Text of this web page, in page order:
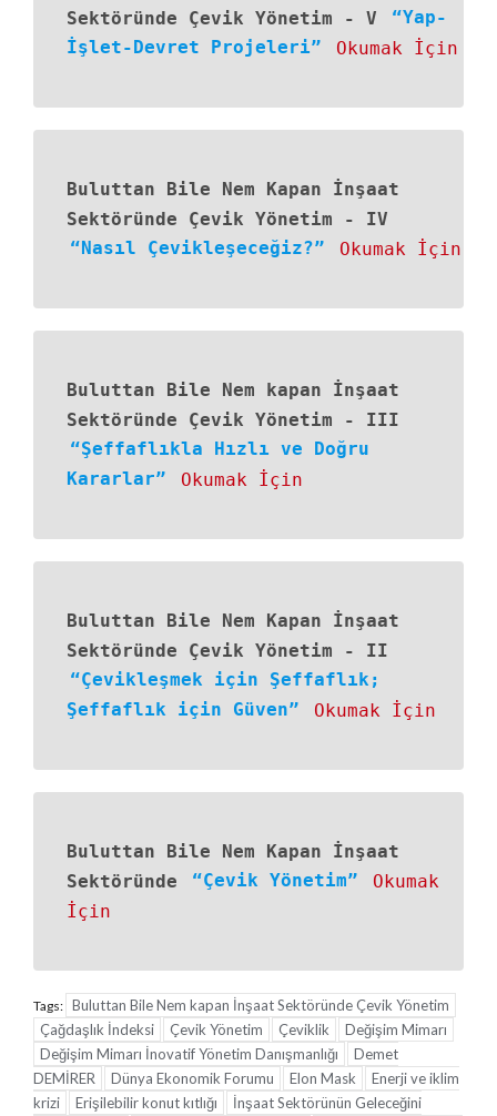
Sektöründe Çevik Yönetim
- V
“Yap-
İşlet-Devret Projeleri”
Okumak İçin
Buluttan Bile Nem Kapan İnşaat
Sektöründe Çevik Yönetim
- IV
“Nasıl Çevikleşeceğiz?”
Okumak İçin
Buluttan Bile Nem kapan İnşaat
Sektöründe Çevik Yönetim
- III
“Şeffaflıkla Hızlı ve Doğru
Kararlar”
Okumak İçin
Buluttan Bile Nem Kapan İnşaat
Sektöründe Çevik Yönetim - II
“Çevikleşmek için Şeffaflık;
Şeffaflık için Güven”
Okumak İçin
Buluttan Bile Nem Kapan İnşaat
Sektöründe
“Çevik Yönetim”
Okumak
İçin
Tags: Buluttan Bile Nem kapan İnşaat Sektöründe Çevik Yönetim
Çağdaşlık İndeksi
Çevik Yönetim Çeviklik
Değişim Mimarı
Değişim Mimarı İnovatif Yönetim Danışmanlığı
Demet
DEMİRER
Dünya Ekonomik Forumu Elon Mask
Enerji ve iklim
krizi
Erişilebilir konut kıtlığı
İnşaat Sektörünün Geleceğini